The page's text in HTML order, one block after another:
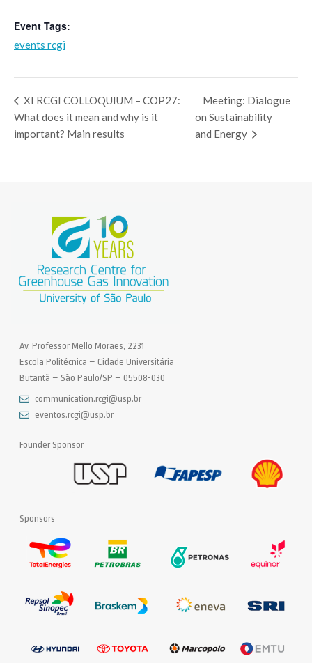
Event Tags:
events rcgi
XI RCGI COLLOQUIUM – COP27:
What does it mean and why is it
important? Main results
Meeting: Dialogue
on Sustainability
and Energy
Av. Professor Mello Moraes, 2231
Escola Politécnica – Cidade Universitária
Butantã – São Paulo/SP – 05508-030
communication.rcgi@usp.br
eventos.rcgi@usp.br
Founder Sponsor
Sponsors